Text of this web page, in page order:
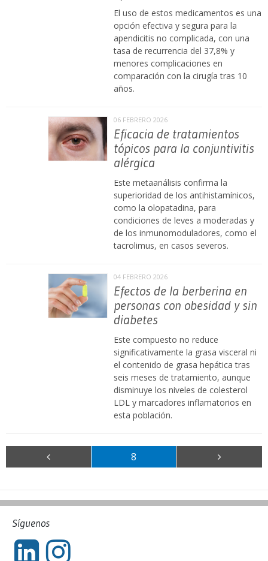
El uso de estos medicamentos es una
opción efectiva y segura para la
apendicitis no complicada, con una
tasa de recurrencia del 37,8% y
menores complicaciones en
comparación con la cirugía tras 10
años.
06 FEBRERO 2026
Eficacia de tratamientos
tópicos para la conjuntivitis
alérgica
Este metaanálisis confirma la
superioridad de los antihistamínicos,
como la olopatadina, para
condiciones de leves a moderadas y
de los inmunomoduladores, como el
tacrolimus, en casos severos.
04 FEBRERO 2026
Efectos de la berberina en
personas con obesidad y sin
diabetes
Este compuesto no reduce
significativamente la grasa visceral ni
el contenido de grasa hepática tras
seis meses de tratamiento, aunque
disminuye los niveles de colesterol
LDL y marcadores inflamatorios en
esta población.
8
Síguenos